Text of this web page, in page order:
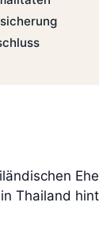
Thailand